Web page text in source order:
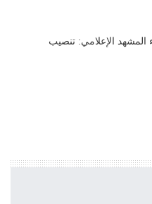
المشهد الإعلامي: تنصيب